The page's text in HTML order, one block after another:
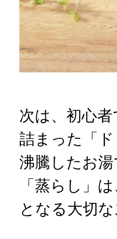
次は、初心
詰まった「
沸騰したお
「蒸らし」
となる大切な